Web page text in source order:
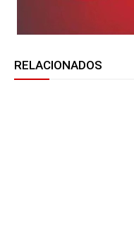
RELACIONADOS